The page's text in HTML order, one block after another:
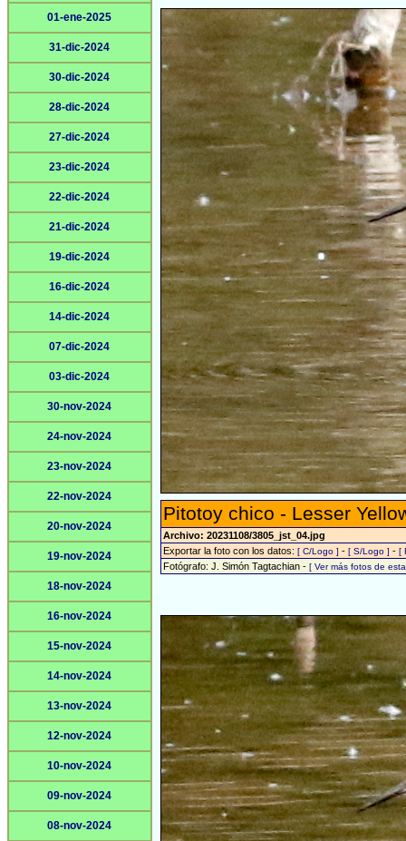
01-ene-2025
31-dic-2024
30-dic-2024
28-dic-2024
27-dic-2024
23-dic-2024
22-dic-2024
21-dic-2024
19-dic-2024
16-dic-2024
14-dic-2024
07-dic-2024
03-dic-2024
30-nov-2024
24-nov-2024
23-nov-2024
22-nov-2024
20-nov-2024
19-nov-2024
18-nov-2024
16-nov-2024
15-nov-2024
14-nov-2024
13-nov-2024
12-nov-2024
10-nov-2024
09-nov-2024
08-nov-2024
Pitotoy chico - Lesser
Archivo: 20231108/3805_jst_04.jpg
Exportar la foto con los datos: [ C/Logo ] - [ S/Logo ] - [
Fotógrafo: J. Simón Tagtachian - [ Ver más fotos de